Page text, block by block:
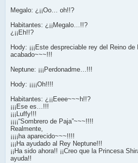
Megalo: ¿¡¡Oo… oh!!?
Habitantes: ¿¡¡Megalo…!!?
¿¡¡Eh!!?
Hody: ¡¡¡Este despreciable rey del Reino
acabado~~~!!!
Neptune: ¡¡¡Perdonadme…!!!
Hody: ¡¡¡¡Oh!!!!
Habitantes: ¿¡¡Eeee~~~h!!?
¡¡¡Ese es…!!!
¡¡¡Luffy!!!
¡¡¡¡“Sombrero de Paja”~~~!!!!
Realmente,
¡¡¡¡ha aparecido~~~!!!!
¡¡¡Ha ayudado al Rey Neptune!!!
¡¡Ha sido ahora!! ¡¡Creo que la Princesa
ayuda!!